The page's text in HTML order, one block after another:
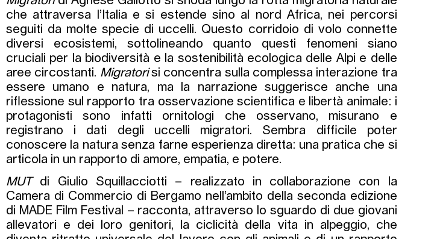
che attraversa l’Italia e si estende sino al nord Africa, nei percorsi
seguiti da molte specie di uccelli. Questo corridoio di volo connette
diversi ecosistemi, sottolineando quanto questi fenomeni siano
cruciali per la biodiversità e la sostenibilità ecologica delle Alpi e delle
aree circostanti. Migratorisi concentra sulla complessa interazione tra
essere umano e natura, ma la narrazione suggerisce anche una
riflessione sul rapporto tra osservazione scientifica e libertà animale: i
protagonisti sono infatti ornitologi che osservano, misurano e
registrano i dati degli uccelli migratori. Sembra difficile poter
conoscere la natura senza farne esperienza diretta: una pratica che si
articola in un rapporto di amore, empatia, e potere.
MUTdi Giulio Squillacciotti – realizzato in collaborazione con la
Camera di Commercio di Bergamo nell’ambito della seconda edizione
di MADE Film Festival – racconta, attraverso lo sguardo di due giovani
allevatori e dei loro genitori, la ciclicità della vita in alpeggio, che